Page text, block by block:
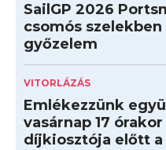
SailGP 2026
csomós
győzelem
VITORLÁZÁS
Emlékezzünk
vasárnap 17
díjkiosztója előtt a